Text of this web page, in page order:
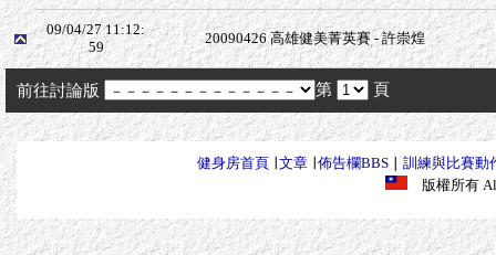
09/04/27 11:12:
59
20090426 高雄健美菁英賽 - 許崇煌
前往討論版 第 頁
健身房首頁∣ 文章∣ 佈告欄BBS∣ 訓練與比賽動
版權所有